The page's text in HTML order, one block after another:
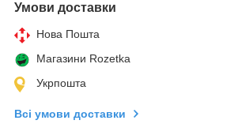
Умови доставки
Нова Пошта
Магазини Rozetka
Укрпошта
Всі умови доставки